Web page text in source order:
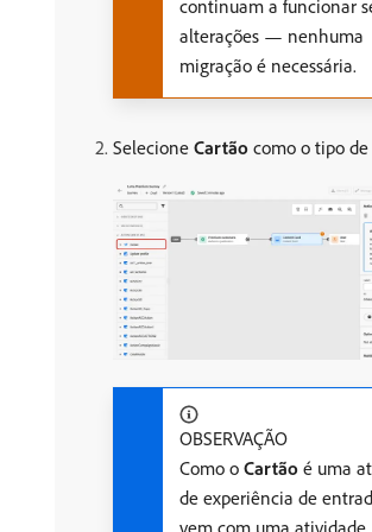
continuam a funcionar
alterações — nenhuma
migração é necessária.
Selecione Cartão como o tipo de
OBSERVAÇÃO
Como o Cartão é uma
de experiência de
vem com uma atividade